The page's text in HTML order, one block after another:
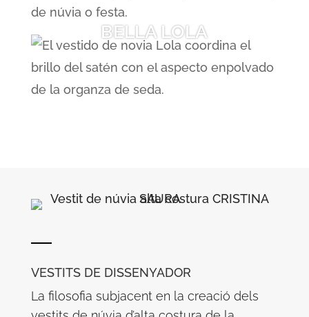
BELLA LOLA
VESTITS DE DISSENYADOR
La filosofia subjacent en la creació dels